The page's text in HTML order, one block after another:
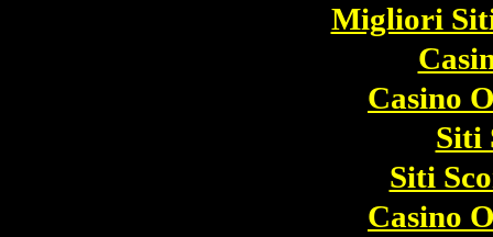
Migliori
Casino
Siti
Siti
Casino